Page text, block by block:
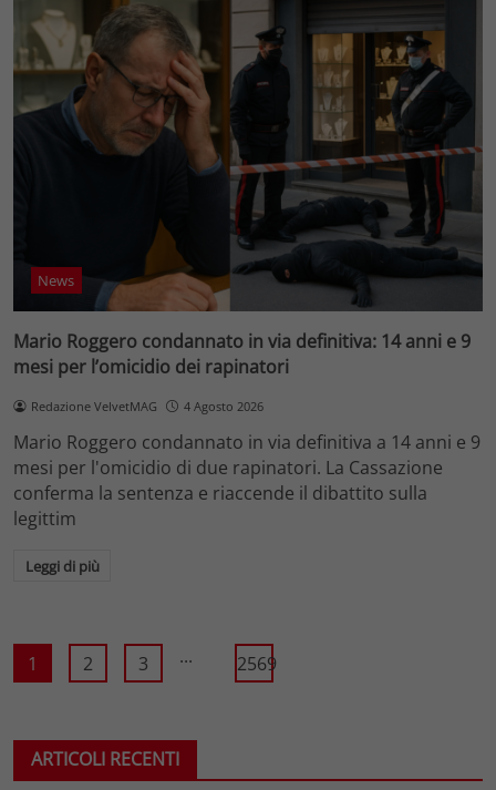
News
Mario Roggero condannato in via definitiva: 14 anni e 9
mesi per l’omicidio dei rapinatori
Redazione VelvetMAG 4 Agosto 2026
Mario Roggero condannato in via definitiva a 14 anni e 9
mesi per l'omicidio di due rapinatori. La Cassazione
conferma la sentenza e riaccende il dibattito sulla
legittim
Leggi di più
1 2 3 ... 2569
ARTICOLI RECENTI